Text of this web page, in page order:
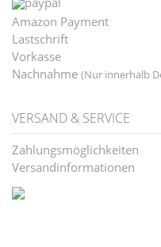
Amazon Payment
Lastschrift
Vorkasse
Nachnahme (Nur innerhalb
VERSAND & SERVICE
Zahlungsmöglichkeiten
Versandinformationen